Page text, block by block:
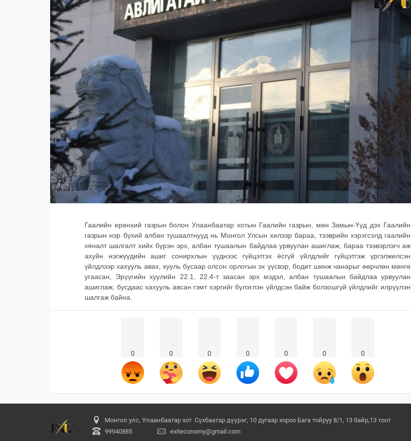
​БНСУ-д аялахдаа үзвэр, үйлчилгээний хөнгөлөлт хэрхэн авах вэ?
2025 онд эдийн засаг 90 их наяд төгрөгт хүрч, 6.8 хувиар өсжээ
​Г.Дамдинням: 66 мянган тонн АИ-92 автобензин авах захиалга хийсэн
Гаалийн ерөнхий газрын болон Улаанбаатар хотын Гаалийн газрын, мөн Замын-Үүд дэх Гаалийн
газрын нэр бүхий албан тушаалтнууд нь Монгол Улсын хилээр бараа, тээврийн хэрэгсэлд гаалийн
хяналт шалгалт хийх бүрэн эрх, албан тушаалын байдлаа урвуулан ашиглаж, бараа тээвэрлэгч аж
ахуйн нэгжүүдийн ашиг сонирхлын үүднээс гүйцэтгэх ёсгүй үйлдлийг гүйцэтгэж үргэлжилсэн
үйлдлээр хахууль авах, хууль бусаар олсон орлогын эх үүсвэр, бодит шинж чанарыг өөрчлөн мөнгө
угаасан, Эрүүгийн хуулийн 22.1, 22.4-т заасан эрх мэдэл, албан тушаалын байдлаа урвуулан
ашиглаж, бусдаас хахууль авсан гэмт хэргийг бүлэглэн үйлдсэн байж болзошгүй үйлдлийг илрүүлэн
шалгаж байна.
0 0 0 0 0 0 0
Монгол улс, Улаанбаатар хот Сүхбаатар дүүрэг, 10 дугаар хороо Бага тойруу 8/1, 13 байр,13 тоот
99940885
exiteconomy@gmail.com